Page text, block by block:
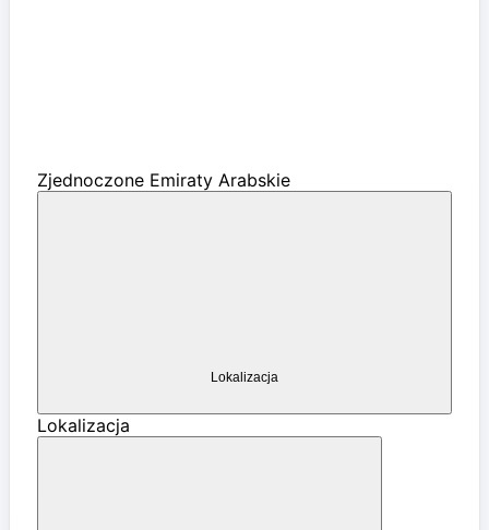
Zjednoczone Emiraty Arabskie
Lokalizacja
Lokalizacja